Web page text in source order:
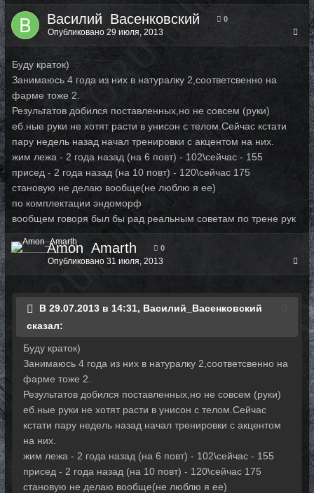
Василий_Васенковский 0
Опубликовано 29 июля, 2013
Буду краток)
Занимаюсь 4 года из них в натуралку 2,соответсвенно на
фарме тоже 2.
Результатов добился поставленных,но не совсем (руки)
еб.ные руки не хотят расти в унисон с телом.Сейчас кстати
пару недель назад начал тренировки с акцентом на них.
жим лежа - 2 года назад (на 6 повт) - 102\сейчас - 155
присед - 2 года назад (на 10 повт) - 120\сейчас 175
становую не делаю вообще(не люблю я ее)
по комплектации эндоморф
вообщем говоря был бы рад реальным советам по трене рук
Amon_Amarth 0
Опубликовано 31 июля, 2013
В 29.07.2013 в 14:31, Василий_Васенковский
сказал:
Буду краток)
Занимаюсь 4 года из них в натуралку 2,соответсвенно на
фарме тоже 2.
Результатов добился поставленных,но не совсем (руки)
еб.ные руки не хотят расти в унисон с телом.Сейчас
кстати пару недель назад начал тренировки с акцентом
на них.
жим лежа - 2 года назад (на 6 повт) - 102\сейчас - 155
присед - 2 года назад (на 10 повт) - 120\сейчас 175
становую не делаю вообще(не люблю я ее)